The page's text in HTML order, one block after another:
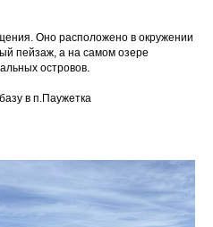
Оно расположено в окружении
пейзаж, а на самом озере
островов.
в п.Паужетка